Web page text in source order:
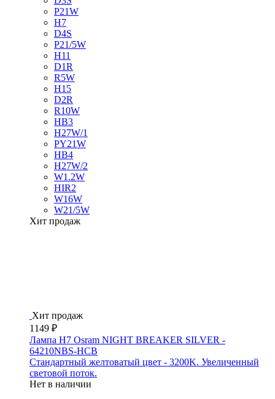
P21W
H7
D4S
P21/5W
H11
D1R
R5W
H15
D2R
R10W
HB3
H27W/1
PY21W
HB4
H27W/2
W1.2W
HIR2
W16W
W21/5W
Хит продаж
Хит продаж
1149 ₽
Лампа H7 Osram NIGHT BREAKER SILVER -
64210NBS-HCB
Стандартный желтоватый цвет - 3200K. Увеличенный
световой поток.
Нет в наличии